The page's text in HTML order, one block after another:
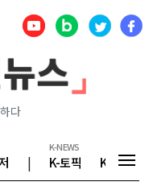
다
|
K-NEWS
K-토픽 K-기업